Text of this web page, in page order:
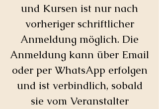
und Kursen ist nur nach
vorheriger schriftlicher
Anmeldung möglich. Die
Anmeldung kann über Email
oder per WhatsApp erfolgen
und ist verbindlich, sobald
sie vom Veranstalter